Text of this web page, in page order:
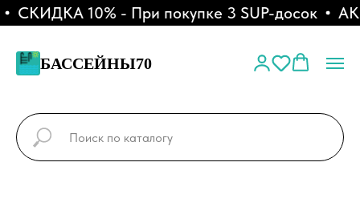
СКИДКА 10% - При покупке 3 SUP-досок
БАССЕЙНЫ70